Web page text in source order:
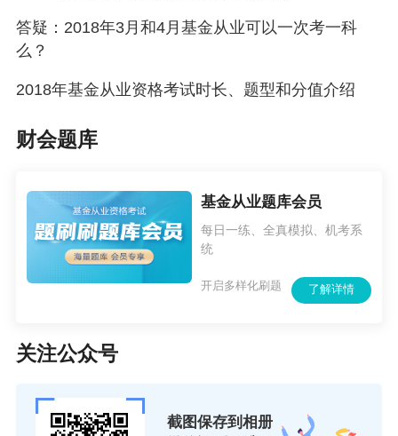
答疑：2018年3月和4月基金从业可以一次考一科
么？
2018年基金从业资格考试时长、题型和分值介绍
财会题库
基金从业题库会员
每日一练、全真模拟、机考系
统
了解详情
开启多样化刷题
关注公众号
截图保存到相册